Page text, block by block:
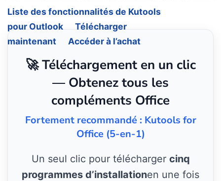
Liste des fonctionnalités de Kutools
pour Outlook
Télécharger
maintenant
Accéder à l’achat
🚀 Téléchargement en un clic
— Obtenez tous les
compléments Office
Fortement recommandé : Kutools for
Office (5-en-1)
Un seul clic pour télécharger cinq
programmes d’installationen une fois